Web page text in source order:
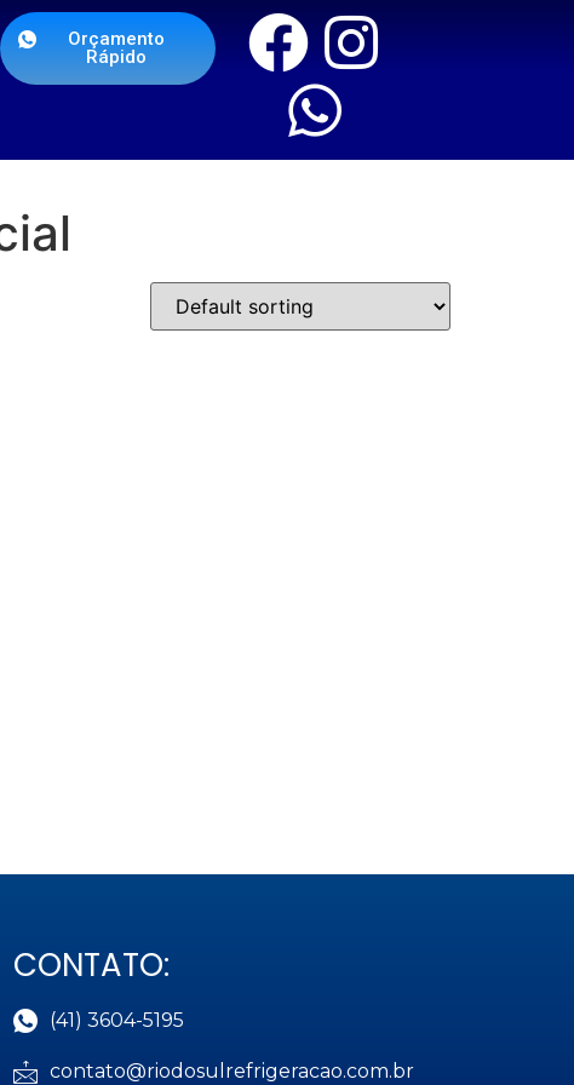
Orçamento
Rápido
CONTATO:
(41) 3604-5195
contato@riodosulrefrigeracao.com.br